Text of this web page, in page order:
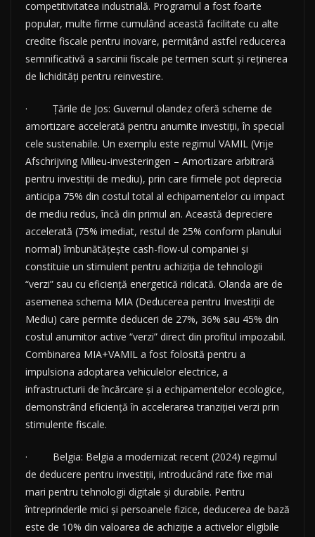
competitivitatea industrială. Programul a fost foarte
popular, multe firme cumulând această facilitate cu alte
credite fiscale pentru inovare, permițând astfel reducerea
semnificativă a sarcinii fiscale pe termen scurt și reținerea
de lichidități pentru reinvestire.
· Țările de Jos: Guvernul olandez oferă scheme de
amortizare accelerată pentru anumite investiții, în special
cele sustenabile. Un exemplu este regimul VAMIL (Vrije
Afschrijving Milieu-investeringen – Amortizare arbitrară
pentru investiții de mediu), prin care firmele pot deprecia
anticipa 75% din costul total al echipamentelor cu impact
de mediu redus, încă din primul an. Această depreciere
accelerată (75% imediat, restul de 25% conform planului
normal) îmbunătățește cash-flow-ul companiei și
constituie un stimulent pentru achiziția de tehnologii
“verzi” sau cu eficiență energetică ridicată. Olanda are de
asemenea schema MIA (Deducerea pentru Investiții de
Mediu) care permite deduceri de 27%, 36% sau 45% din
costul anumitor active “verzi” direct din profitul impozabil.
Combinarea MIA+VAMIL a fost folosită pentru a
impulsiona adoptarea vehiculelor electrice, a
infrastructurii de încărcare și a echipamentelor ecologice,
demonstrând eficiență în accelerarea tranziției verzi prin
stimulente fiscale.
· Belgia: Belgia a modernizat recent (2024) regimul
de deducere pentru investiții, introducând rate fixe mai
mari pentru tehnologii digitale și durabile. Pentru
întreprinderile mici și persoanele fizice, deducerea de bază
este de 10% din valoarea de achiziție a activelor eligibile